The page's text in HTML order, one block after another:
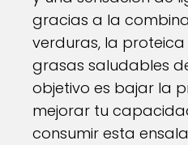
gracias a la
verduras, la
grasas saludables
objetivo es bajar la
mejorar tu
consumir esta